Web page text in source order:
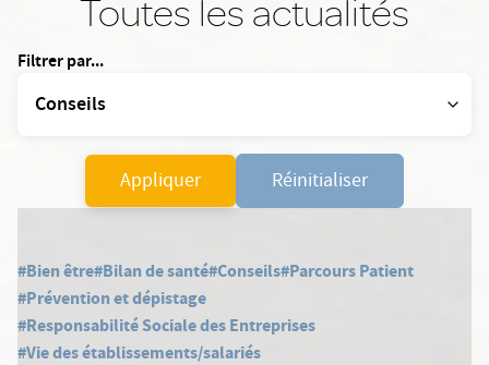
Toutes les actualités
Filtrer par...
Appliquer Réinitialiser
#Bien être#Bilan de santé#Conseils#Parcours Patient
#Prévention et dépistage
#Responsabilité Sociale des Entreprises
#Vie des établissements/salariés